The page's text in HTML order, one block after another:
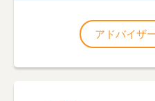
アドバイザ